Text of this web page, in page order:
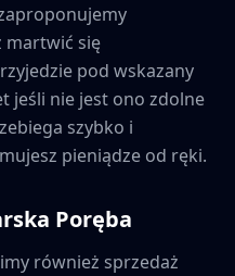
martwić się
pod wskazany
jeśli nie jest ono zdolne
szybko i
pieniądze od ręki.
Poręba
również sprzedaż